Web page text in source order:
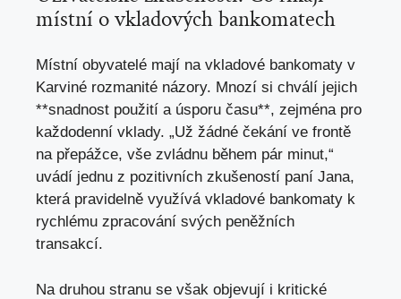
místní o vkladových bankomatech
Místní obyvatelé mají na vkladové bankomaty v
Karviné rozmanité názory. Mnozí si chválí jejich
**snadnost použití a úsporu času**, zejména pro
každodenní vklady. „Už žádné čekání ve frontě
na přepážce, vše zvládnu během pár minut,“
uvádí jednu z pozitivních zkušeností paní Jana,
která pravidelně využívá vkladové bankomaty k
rychlému zpracování svých peněžních
transakcí.
Na druhou stranu se však objevují i kritické